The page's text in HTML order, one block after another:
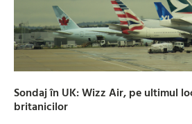
Sondaj în UK: Wizz Air, pe ultimul
britanicilor